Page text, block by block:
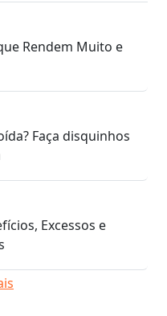
Rendem Muito e
Faça disquinhos
Excessos e